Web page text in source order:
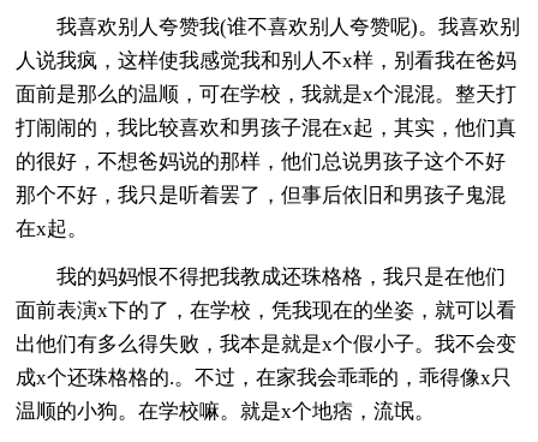
我喜欢别人夸赞我(谁不喜欢别人夸赞呢)。我喜欢别
人说我疯，这样使我感觉我和别人不x样，别看我在爸妈
面前是那么的温顺，可在学校，我就是x个混混。整天打
打闹闹的，我比较喜欢和男孩子混在x起，其实，他们真
的很好，不想爸妈说的那样，他们总说男孩子这个不好
那个不好，我只是听着罢了，但事后依旧和男孩子鬼混
在x起。
我的妈妈恨不得把我教成还珠格格，我只是在他们
面前表演x下的了，在学校，凭我现在的坐姿，就可以看
出他们有多么得失败，我本是就是x个假小子。我不会变
成x个还珠格格的.。不过，在家我会乖乖的，乖得像x只
温顺的小狗。在学校嘛。就是x个地痞，流氓。